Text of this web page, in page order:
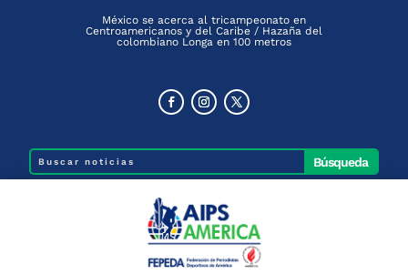
México se acerca al tricampeonato en
Centroamericanos y del Caribe / Hazaña del
colombiano Longa en 100 metros